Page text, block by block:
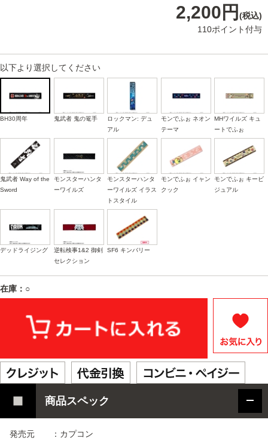
2,200円 (税込)
110ポイント付与
以下より選択してください
BH30周年 鬼武者 鬼の篭手
ロックマン: デュ
アル
モンでふぉ ネオン
テーマ
MHワイルズ キュ
ートでふぉ
鬼武者 Way of the
Sword
モンスターハンタ
ーワイルズ
モンスターハンタ
ーワイルズ イラス
トスタイル
モンでふぉ イャン
クック
モンでふぉ キービ
ジュアル
デッドライジング
逆転検事1&2 御剣
セレクション
SF6 キンバリー
在庫：○
商品スペック
発売元 ：カプコン